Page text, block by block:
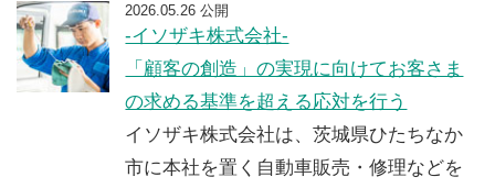
2026.05.26 公開
-イソザキ株式会社-
「顧客の創造」の実現に向けてお客さま
の求める基準を超える応対を行う
イソザキ株式会社は、茨城県ひたちなか
市に本社を置く自動車販売・修理などを